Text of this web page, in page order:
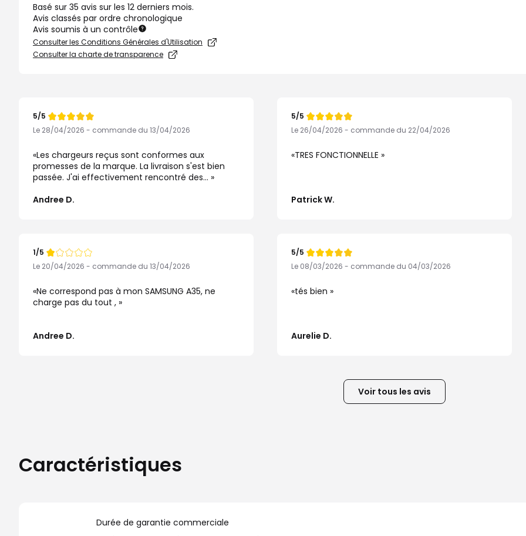
Basé sur 35 avis sur les 12 derniers mois.
Avis classés par ordre chronologique
Avis soumis à un contrôle
Consulter les Conditions Générales d'Utilisation
Consulter la charte de transparence
Note
de
5/5
Le 28/04/2026 - commande du 13/04/2026
Les chargeurs reçus sont conformes aux
promesses de la marque. La livraison s'est bien
passée. J'ai effectivement rencontré des...
Andree D.
Note
de
5/5
Le 26/04/2026 - commande du 22/04/2026
TRES FONCTIONNELLE
Patrick W.
Note
de
1/5
Le 20/04/2026 - commande du 13/04/2026
Ne correspond pas à mon SAMSUNG A35, ne
charge pas du tout ,
Andree D.
Note
de
5/5
Le 08/03/2026 - commande du 04/03/2026
tés bien
Aurelie D.
Voir tous les avis
Caractéristiques
Durée de garantie commerciale